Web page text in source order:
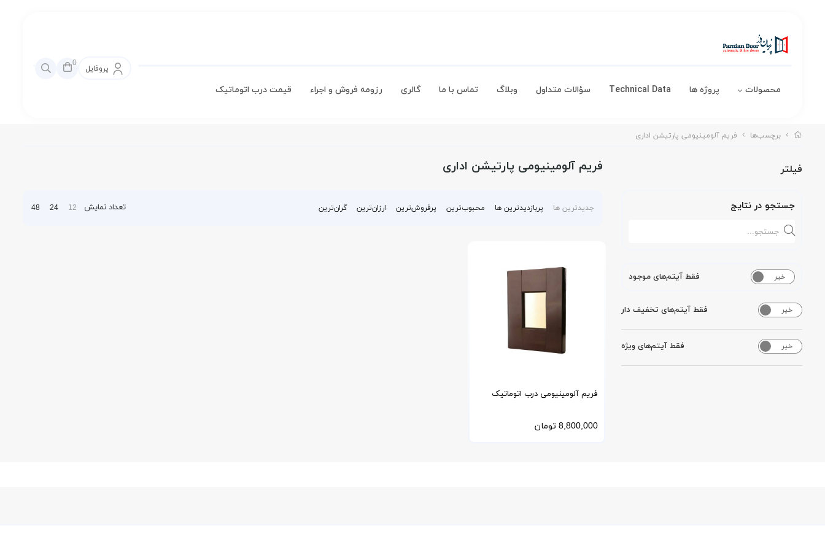
محصولات پروژه ها Technical Data سؤالات متداول وبلاگ تماس با ما گالری رزومه فروش و اجراء قیمت درب اتوماتیک
پروفایل
0
برچسب‌ها فریم آلومینیومی پارتیشن اداری
فیلتر
جستجو در نتایج
خیر فقط آیتم‌های موجود
خیر فقط آیتم‌های تخفیف دار
خیر فقط آیتم‌های ویژه
فریم آلومینیومی پارتیشن اداری
جدیدترین ها پربازدیدترین ها محبوب‌‌ترین پرفروش‌ترین ارزان‌ترین گران‌ترین تعداد نمایش 12
24
48
فریم آلومینیومی درب اتوماتیک
کشویی و تلسکوپی با کیفیت 6063
8,800,000 تومان